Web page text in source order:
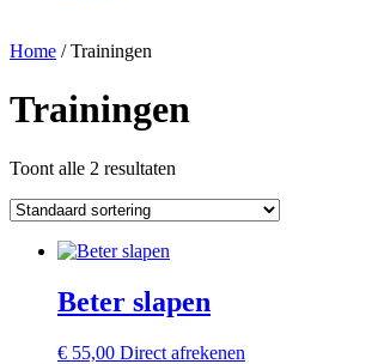
Home / Trainingen
Trainingen
Toont alle 2 resultaten
Beter slapen
€ 55,00 Direct afrekenen